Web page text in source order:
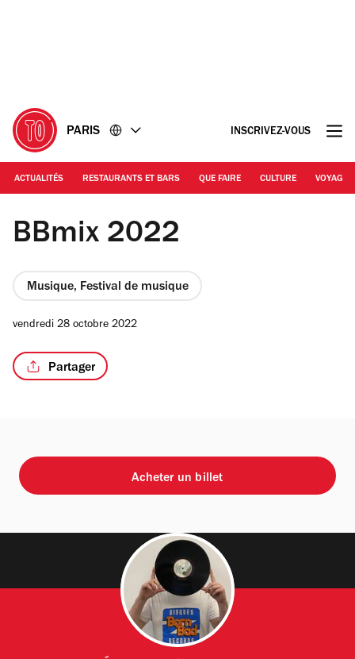
PARIS INSCRIVEZ-VOUS
ACTUALITÉS RESTAURANTS ET BARS QUE FAIRE CULTURE VOYAGE
© Festival BBmix
BBmix 2022
Musique, Festival de musique
vendredi 28 octobre 2022
Partager
Acheter un billet